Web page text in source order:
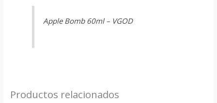
Apple Bomb 60ml – VGOD
Productos relacionados